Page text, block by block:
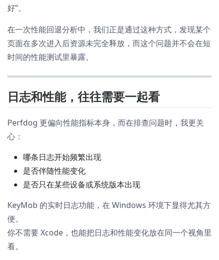
好”。
在一次性能回退分析中，我们正是通过这种方式，发现某个
页面在多次进入后资源未完全释放，而这个问题并不会在短
时间的性能测试里暴露。
日志和性能，往往需要一起看
Perfdog 更偏向性能指标本身，而在排查问题时，我更关
心：
哪条日志开始频繁出现
是否伴随性能变化
是否只在某些设备或系统版本出现
KeyMob 的实时日志功能，在 Windows 环境下显得尤其方
便。
你不需要 Xcode，也能把日志和性能变化放在同一个视角里
看。